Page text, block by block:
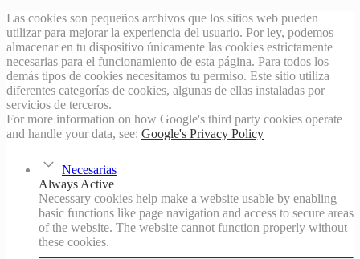
Las cookies son pequeños archivos que los sitios web pueden
utilizar para mejorar la experiencia del usuario. Por ley, podemos
almacenar en tu dispositivo únicamente las cookies estrictamente
necesarias para el funcionamiento de esta página. Para todos los
demás tipos de cookies necesitamos tu permiso. Este sitio utiliza
diferentes categorías de cookies, algunas de ellas instaladas por
servicios de terceros.
For more information on how Google's third party cookies operate
and handle your data, see: Google's Privacy Policy
Necesarias
Always Active
Necessary cookies help make a website usable by enabling
basic functions like page navigation and access to secure areas
of the website. The website cannot function properly without
these cookies.